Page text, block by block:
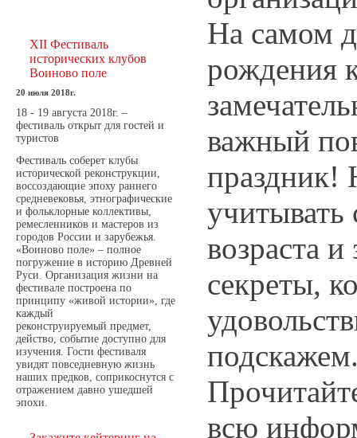
На самом
рождения
важный
праздник!
возраста и
секреты,
всю
XII Фестиваль
исторических клубов
Воиново поле
20 июля 2018г.
18 - 19 августа 2018г. –
фестиваль открыт для гостей и
туристов
Фестиваль соберет клубы
исторической реконструкции,
воссоздающие эпоху раннего
средневековья, этнографические
и фольклорные коллективы,
ремесленников и мастеров из
городов России и зарубежья.
«Воиново поле» – полное
погружение в историю Древней
Руси. Организация жизни на
фестивале построена по
принципу «живой истории», где
каждый
реконструируемый предмет,
действо, событие доступно для
изучения. Гости фестиваля
увидят повседневную жизнь
наших предков, соприкоснутся с
отражением давно ушедшей
эпохи.